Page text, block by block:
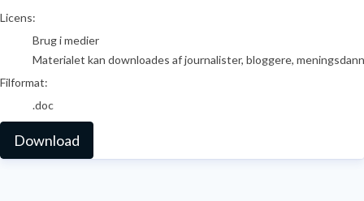
go to media item
Licens:
Brug i medier
Materialet kan downloades af journalister, bloggere,
Filformat:
.doc
Download